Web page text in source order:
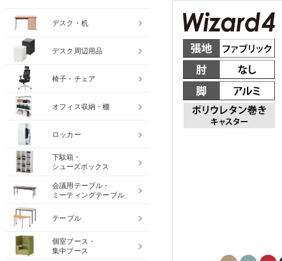
デスク・机
デスク周辺用品
椅子・チェア
オフィス収納・棚
ロッカー
下駄箱・
シューズボックス
会議用テーブル・
ミーティングテーブル
テーブル
個室ブース・
集中ブース